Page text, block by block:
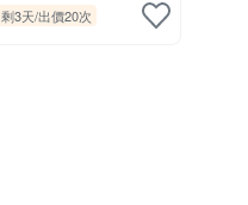
剩3天/出價20次